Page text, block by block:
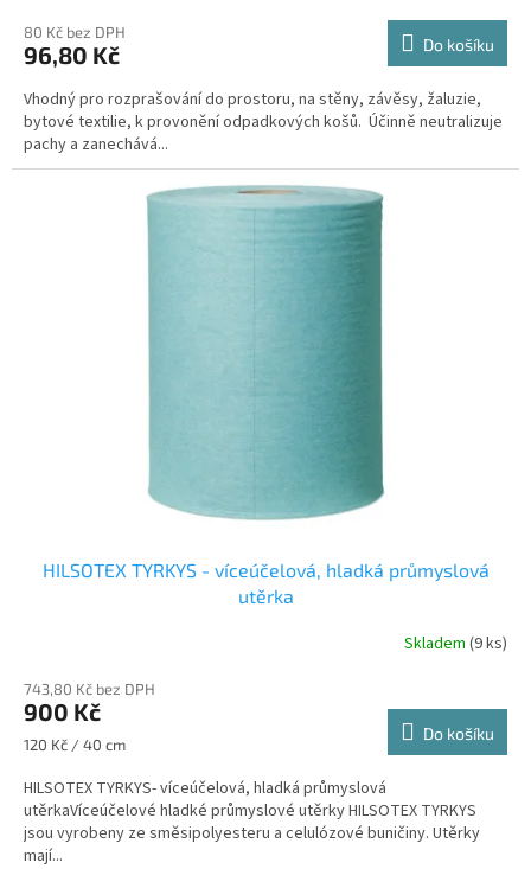
80 Kč bez DPH
96,80 Kč Do košíku
Vhodný pro rozprašování do prostoru, na stěny, závěsy, žaluzie,
bytové textilie, k provonění odpadkových košů. Účinně neutralizuje
pachy a zanechává...
HILSOTEX TYRKYS - víceúčelová, hladká průmyslová
utěrka
Skladem (9 ks)
743,80 Kč bez DPH
900 Kč
Měrná
120 Kč / 40 cm
Do košíku
HILSOTEX TYRKYS- víceúčelová, hladká průmyslová
utěrkaVíceúčelové hladké průmyslové utěrky HILSOTEX TYRKYS
jsou vyrobeny ze směsipolyesteru a celulózové buničiny. Utěrky
mají...